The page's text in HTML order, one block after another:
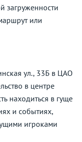
загруженности
или
ул., 33Б в ЦАО
в центре
находиться в гуще
и событиях,
игроками